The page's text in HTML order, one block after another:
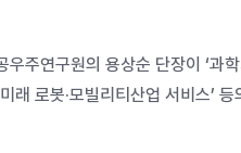
주연구원의 용상순 단장이 ‘과
래 로봇·모빌리티산업 서비스’